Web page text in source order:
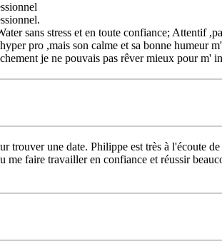
sans stress et en toute confiance; Attentif
pro ,mais son calme et sa bonne humeur
je ne pouvais pas rêver mieux pour m'
une date. Philippe est très à l'écoute
me faire travailler en confiance et réussir